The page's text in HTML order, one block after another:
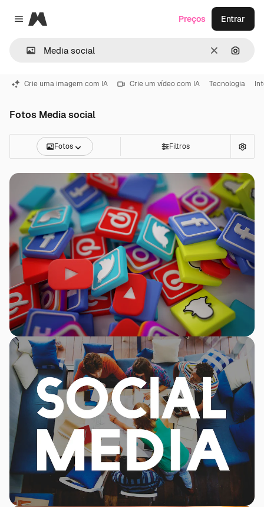
Close menu
Magnific
Limpar
Preços Entrar
Crie uma imagem com IA Crie um vídeo com IA Tecnologia
Fotos Media social
Fotos Filtros